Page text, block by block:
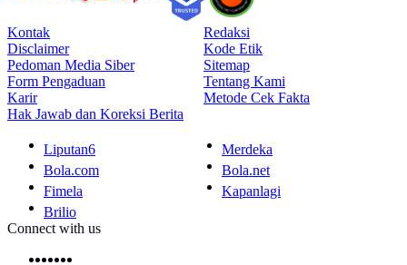
Kontak
Redaksi
Disclaimer
Kode Etik
Pedoman Media Siber
Sitemap
Form Pengaduan
Tentang Kami
Karir
Metode Cek Fakta
Hak Jawab dan Koreksi Berita
Liputan6
Merdeka
Bola.com
Bola.net
Fimela
Kapanlagi
Brilio
Connect with us